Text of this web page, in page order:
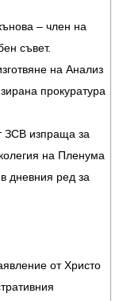
– член на
съвет.
на Анализ
прокуратура
ЗСВ изпраща за
на Пленума
дневния ред за
от Христо